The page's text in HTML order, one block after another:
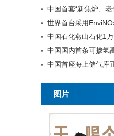
• 中国首套“新焦炉、
• 世界首台采用
•
• 中国国内首条可掺氢
• 中国首座海上储气库
图片